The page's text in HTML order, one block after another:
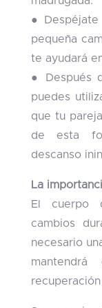
● Despéjate
pequeña
te ayudará
● Después
puedes
que tu
de esta
descanso
La
El cuerpo
cambios
necesario